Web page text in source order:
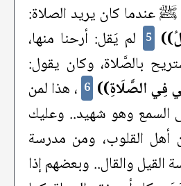
ﷺ عندما كان يريد الصلاة:
5 لم يَقل: أرحنا منها،
بالصَّلاة، وكان يقول:
فِي الصَّلَاةِ)) 6 ، هذا لمن
السمع وهو شهيد.. وعليك
أهل القلوب، ومن مدرسة
القيل والقال.. وبعضهم إذا